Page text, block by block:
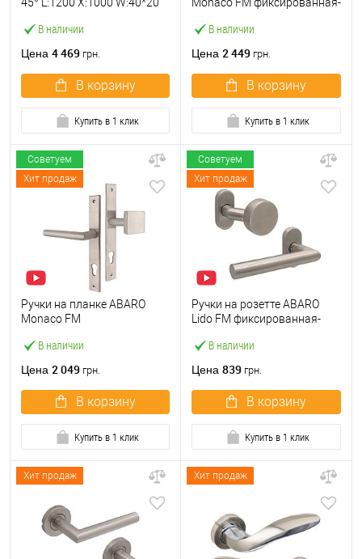
В наличии
(комплект)
Цена 4 469 грн.
В корзину
Купить в 1 клик
В наличии
Цена 2 449 грн.
В корзину
Купить в 1 клик
Советуем
Хит продаж
В наличии
Ручки на планке ABARO
Monaco FM
нержавеющая сталь
Цена 2 049 грн.
В корзину
Купить в 1 клик
Советуем
Хит продаж
В наличии
Ручки на розетте ABARO
Lido FM фиксированная-
сталь
Цена 839 грн.
В корзину
Купить в 1 клик
Хит продаж Хит продаж